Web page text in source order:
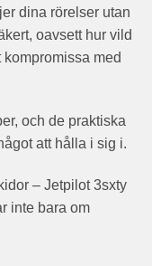
dina rörelser utan
oavsett hur vild
med
och de praktiska
att hålla i sig i.
– Jetpilot 3sxty
inte bara om